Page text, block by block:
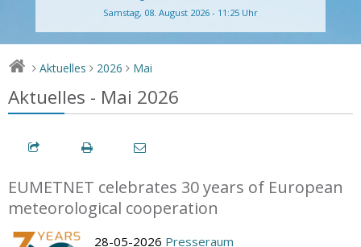
Samstag, 08. August 2026 - 11:25 Uhr
> Aktuelles > 2026 > Mai
Aktuelles - Mai 2026
EUMETNET celebrates 30 years of European
meteorological cooperation
28-05-2026 Presseraum